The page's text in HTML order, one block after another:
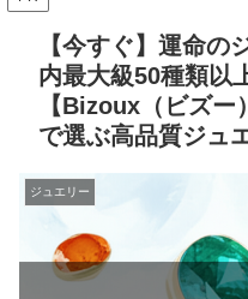
【今すぐ】運命の
内最大級50種類以
【Bizoux（ビズ
で選ぶ高品質ジュ
ジュエリー